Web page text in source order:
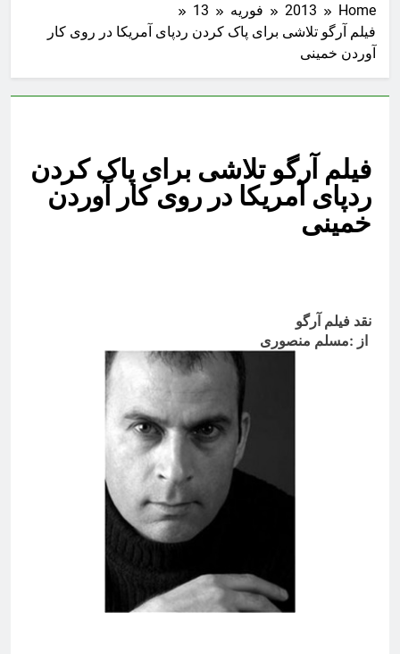
Home
2013 فوریه
13
فیلم آرگو تلاشی برای پاک کردن ردپای آمریکا در روی کار
آوردن خمینی
فیلم آرگو تلاشی برای پاک کردن
ردپای آمریکا در روی کار آوردن
خمینی
نقد فیلم آرگو
از :مسلم منصوری